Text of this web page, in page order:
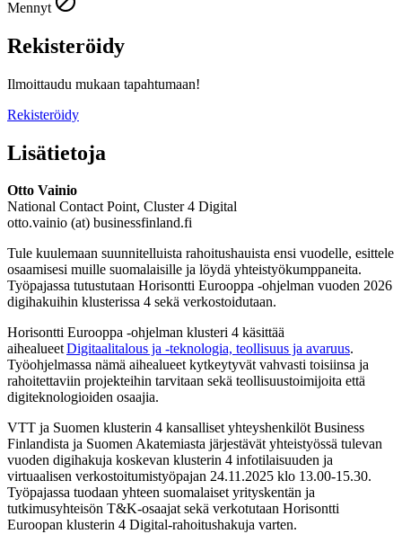
Mennyt
Rekisteröidy
Ilmoittaudu mukaan tapahtumaan!
Rekisteröidy
Lisätietoja
Otto Vainio
National Contact Point, Cluster 4 Digital
otto.vainio (at) businessfinland.fi
Tule kuulemaan suunnitelluista rahoitushauista ensi vuodelle, esittele
osaamisesi muille suomalaisille ja löydä yhteistyökumppaneita.
Työpajassa tutustutaan Horisontti Eurooppa -ohjelman vuoden 2026
digihakuihin klusterissa 4 sekä verkostoidutaan.
Horisontti Eurooppa -ohjelman klusteri 4 käsittää
aihealueetDigitaalitalous ja -teknologia, teollisuus ja avaruus.
Työohjelmassa nämä aihealueet kytkeytyvät vahvasti toisiinsa ja
rahoitettaviin projekteihin tarvitaan sekä teollisuustoimijoita että
digiteknologioiden osaajia.
VTT ja Suomen klusterin 4 kansalliset yhteyshenkilöt Business
Finlandista ja Suomen Akatemiasta järjestävät yhteistyössä tulevan
vuoden digihakuja koskevan klusterin 4 infotilaisuuden ja
virtuaalisen verkostoitumistyöpajan 24.11.2025 klo 13.00-15.30.
Työpajassa tuodaan yhteen suomalaiset yrityskentän ja
tutkimusyhteisön T&K-osaajat sekä verkotutaan Horisontti
Euroopan klusterin 4 Digital-rahoitushakuja varten.